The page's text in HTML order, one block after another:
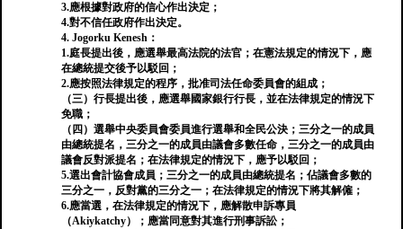
3.應根據對政府的信心作出決定；
4.對不信任政府作出決定。
4. Jogorku Kenesh：
1.庭長提出後，應選舉最高法院的法官；在憲法規定的情況下，應
在總統提交後予以駁回；
2.應按照法律規定的程序，批准司法任命委員會的組成；
（三）行長提出後，應選舉國家銀行行長，並在法律規定的情況下
免職；
（四）選舉中央委員會委員進行選舉和全民公決；三分之一的成員
由總統提名，三分之一的成員由議會多數任命，三分之一的成員由
議會反對派提名；在法律規定的情況下，應予以駁回；
5.選出會計協會成員；三分之一的成員由總統提名；佔議會多數的
三分之一，反對黨的三分之一；在法律規定的情況下將其解僱；
6.應當選，在法律規定的情況下，應解散申訴專員
（Akiykatchy）；應當同意對其進行刑事訴訟；